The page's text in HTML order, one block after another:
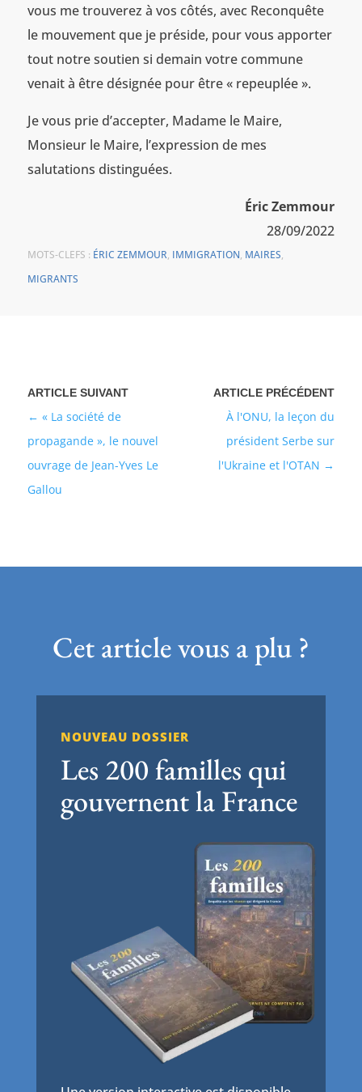
vous me trouverez à vos côtés, avec Reconquête
le mouvement que je préside, pour vous apporter
tout notre soutien si demain votre commune
venait à être désignée pour être « repeuplée ».
Je vous prie d’accepter, Madame le Maire,
Monsieur le Maire, l’expression de mes
salutations distinguées.
Éric Zemmour
28/09/2022
MOTS-CLEFS : ÉRIC ZEMMOUR, IMMIGRATION, MAIRES,
MIGRANTS
À l'ONU, la leçon du
président Serbe sur
l'Ukraine et l'OTAN
« La société de
propagande », le nouvel
ouvrage de Jean-Yves Le
Gallou
Cet article vous a plu ?
NOUVEAU DOSSIER
Les 200 familles qui
gouvernent la France